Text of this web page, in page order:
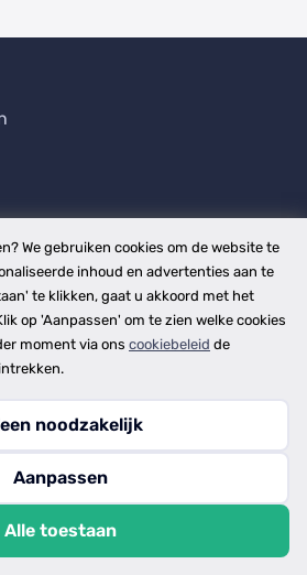
We gebruiken cookies om de website te
inhoud en advertenties aan te
te klikken, gaat u akkoord met het
op 'Aanpassen' om te zien welke cookies
moment via ons cookiebeleid de
noodzakelijk
Aanpassen
Alle toestaan